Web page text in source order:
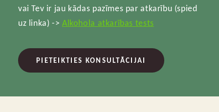
vai Tev ir jau kādas pazīmes par atkarību (spied
uz linka) -> Alkohola atkarības tests
PIETEIKTIES KONSULTĀCIJAI